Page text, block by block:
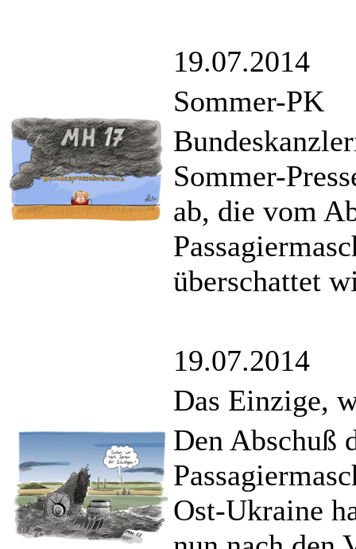
19.07.2014
Sommer-PK
Sommer-
ab, die vom
überschattet
19.07.2014
Das Einzige,
Den Abschuß
Ost-Ukraine